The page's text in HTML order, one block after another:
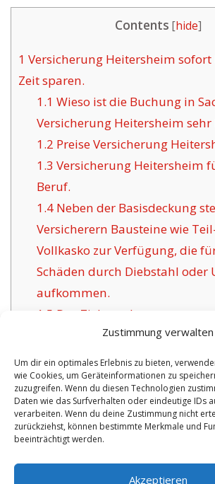
Zustimmung verwalten
Um dir ein optimales Erlebnis zu bieten,
wie Cookies, um Geräteinformationen zu
zuzugreifen. Wenn du diesen Technologien
Daten wie das Surfverhalten oder eindeutige IDs
verarbeiten. Wenn du deine Zustimmung nicht
zurückziehst, können bestimmte Merkmale und
beeinträchtigt werden.
Akzeptieren
Contents [hide]
1 Versicherung Heitersheim sofort
Zeit sparen.
1.1 Wieso ist die Buchung in
Versicherung Heitersheim
1.2 Preise Versicherung
1.3 Versicherung Heitersheim
Beruf.
1.4Neben der Basisdeckung
Versicherern Bausteine wie
Vollkasko zur Verfügung, die
Schäden durch Diebstahl oder
aufkommen.
1.5 Das Ziel anerkannter
Versicherungsunternehmen
1.6
Die Vorzüge der angebotenen
Versicherung in Heitersheim:
1.6.1Persönliche
Zertifikat:
No tags for this post.